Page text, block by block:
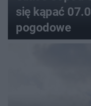
się kąpać
pogodowe